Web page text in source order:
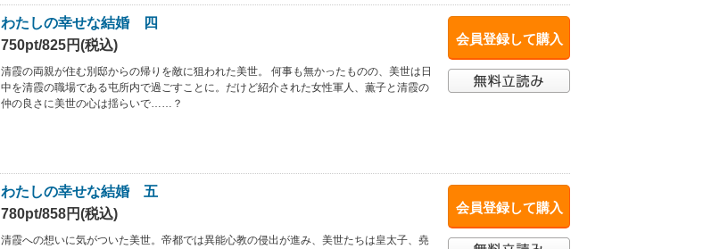
会員登録して購入
わたしの幸せな結婚 四
750pt/825円(税込)
清霞の両親が住む別邸からの帰りを敵に狙われた美世。 何事も無かったものの、美世は日
中を清霞の職場である屯所内で過ごすことに。だけど紹介された女性軍人、薫子と清霞の
仲の良さに美世の心は揺らいで……？
会員登録して購入
わたしの幸せな結婚 五
780pt/858円(税込)
清霞への想いに気がついた美世。帝都では異能心教の侵出が進み、美世たちは皇太子、堯